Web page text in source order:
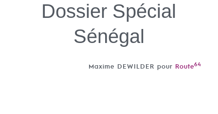
Dossier Spécial
Sénégal
Maxime DEWILDER pour Route64